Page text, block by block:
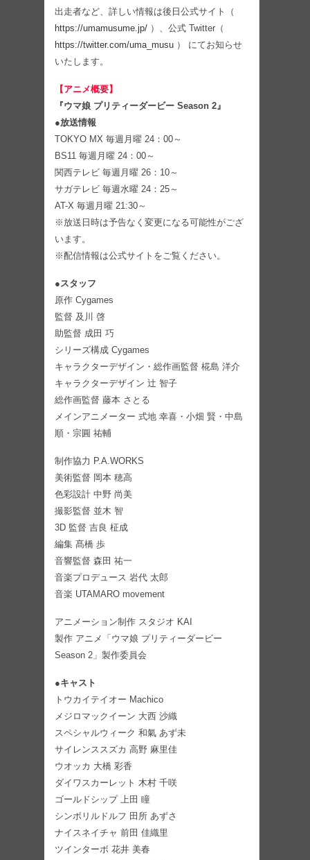
出走者など、詳しい情報は後日公式サイト（
https://umamusume.jp/ ）、公式 Twitter（
https://twitter.com/uma_musu ） にてお知らせ
いたします。
【アニメ概要】
『ウマ娘 プリティーダービー Season 2』
●放送情報
TOKYO MX 毎週月曜 24：00～
BS11 毎週月曜 24：00～
関西テレビ 毎週月曜 26：10～
サガテレビ 毎週水曜 24：25～
AT-X 毎週月曜 21:30～
※放送日時は予告なく変更になる可能性がござ
います。
※配信情報は公式サイトをご覧ください。
●スタッフ
原作 Cygames
監督 及川 啓
助監督 成田 巧
シリーズ構成 Cygames
キャラクターデザイン・総作画監督 椛島 洋介
キャラクターデザイン 辻 智子
総作画監督 藤本 さとる
メインアニメーター 式地 幸喜・小畑 賢・中島
順・宗圓 祐輔
制作協力 P.A.WORKS
美術監督 岡本 穂高
色彩設計 中野 尚美
撮影監督 並木 智
3D 監督 吉良 柾成
編集 髙橋 歩
音響監督 森田 祐一
音楽プロデュース 岩代 太郎
音楽 UTAMARO movement
アニメーション制作 スタジオ KAI
製作 アニメ「ウマ娘 プリティーダービー
Season 2」製作委員会
●キャスト
トウカイテイオー Machico
メジロマックイーン 大西 沙織
スペシャルウィーク 和氣 あず未
サイレンススズカ 高野 麻里佳
ウオッカ 大橋 彩香
ダイワスカーレット 木村 千咲
ゴールドシップ 上田 瞳
シンボリルドルフ 田所 あずさ
ナイスネイチャ 前田 佳織里
ツインターボ 花井 美春